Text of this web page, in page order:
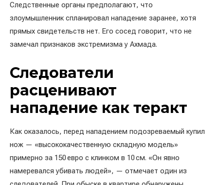
Следственные органы предполагают, что
злоумышленник спланировал нападение заранее, хотя
прямых свидетельств нет. Его сосед говорит, что не
замечал признаков экстремизма у Ахмада.
Следователи
расценивают
нападение как теракт
Как оказалось, перед нападением подозреваемый купил
нож — «высококачественную складную модель»
примерно за 150 евро с клинком в 10 см. «Он явно
намеревался убивать людей», — отмечает один из